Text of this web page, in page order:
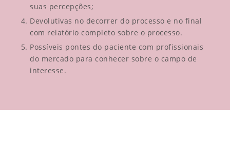
suas percepções;
Devolutivas no decorrer do processo e no final
com relatório completo sobre o processo.
Possíveis pontes do paciente com profissionais
do mercado para conhecer sobre o campo de
interesse.